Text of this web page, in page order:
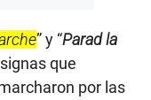
” y “Parad la
que
por las